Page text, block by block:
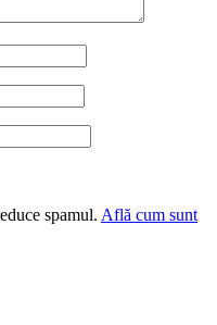
spamul. Află cum sunt